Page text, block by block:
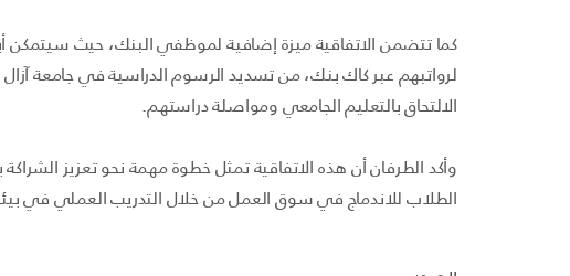
كما تتضمن الاتفاقية ميزة إضافية لموظفي البنك، حيث سيتمكن
لرواتبهم عبر كاك بنك، من تسديد الرسوم الدراسية في جامعة
الالتحاق بالتعليم الجامعي ومواصلة دراستهم.
وأكد الطرفان أن هذه الاتفاقية تمثل خطوة مهمة نحو تعزيز
الطلاب للاندماج في سوق العمل من خلال التدريب العملي في